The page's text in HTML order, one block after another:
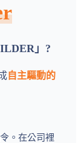
」?
自主驅動的
。在公司裡